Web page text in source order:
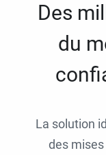
Des
du
La solution
des